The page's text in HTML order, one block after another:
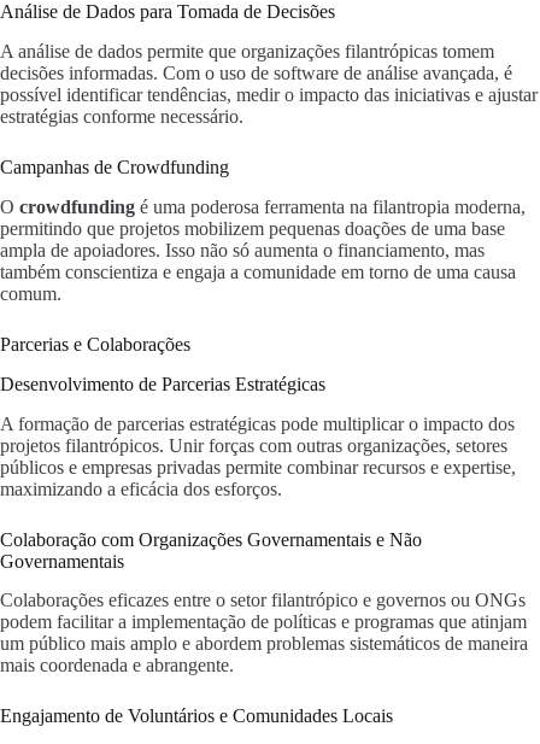
Análise de Dados para Tomada de Decisões
A análise de dados permite que organizações filantrópicas tomem
decisões informadas. Com o uso de software de análise avançada, é
possível identificar tendências, medir o impacto das iniciativas e ajustar
estratégias conforme necessário.
Campanhas de Crowdfunding
O crowdfunding é uma poderosa ferramenta na filantropia moderna,
permitindo que projetos mobilizem pequenas doações de uma base
ampla de apoiadores. Isso não só aumenta o financiamento, mas
também conscientiza e engaja a comunidade em torno de uma causa
comum.
Parcerias e Colaborações
Desenvolvimento de Parcerias Estratégicas
A formação de parcerias estratégicas pode multiplicar o impacto dos
projetos filantrópicos. Unir forças com outras organizações, setores
públicos e empresas privadas permite combinar recursos e expertise,
maximizando a eficácia dos esforços.
Colaboração com Organizações Governamentais e Não
Governamentais
Colaborações eficazes entre o setor filantrópico e governos ou ONGs
podem facilitar a implementação de políticas e programas que atinjam
um público mais amplo e abordem problemas sistemáticos de maneira
mais coordenada e abrangente.
Engajamento de Voluntários e Comunidades Locais